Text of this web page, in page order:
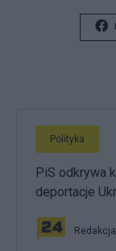
Polityka
PiS odkrywa
deportacje
Redakcja